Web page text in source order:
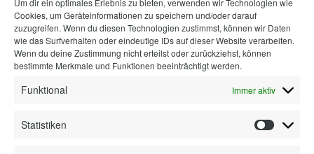
Um dir ein optimales Erlebnis zu bieten, verwenden wir Technologien wie
Cookies, um Geräteinformationen zu speichern und/oder darauf
zuzugreifen. Wenn du diesen Technologien zustimmst, können wir Daten
wie das Surfverhalten oder eindeutige IDs auf dieser Website verarbeiten.
Wenn du deine Zustimmung nicht erteilst oder zurückziehst, können
bestimmte Merkmale und Funktionen beeinträchtigt werden.
Funktional Immer aktiv
Statistiken
Bad
Ausstattung
Planung
Kontakt